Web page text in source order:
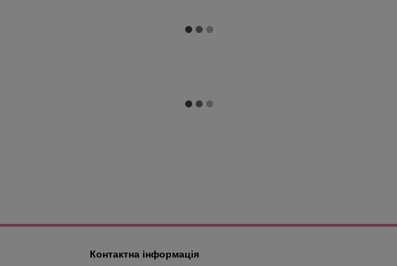
Контактна інформація